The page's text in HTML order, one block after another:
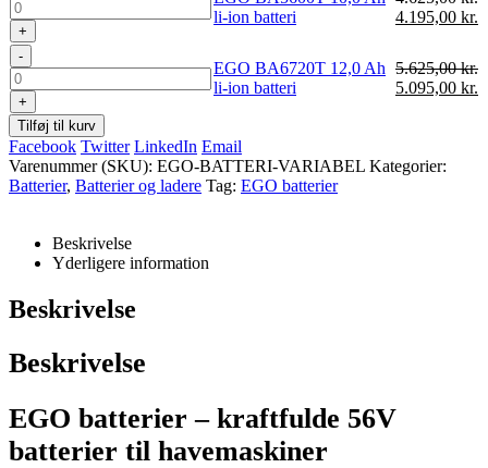
+
li-ion batteri
Den
var:
4.625,00 kr..
4.195,00 kr.
-
+
EGO BA6720T 12,0 Ah
li-ion batteri
5.625,00kr.
Den
5.625,00 kr..
5.095,00 kr.
Tilføj til kurv
Facebook Twitter LinkedIn Email
Varenummer (SKU): EGO-BATTERI-VARIABEL Kategorier:
Batterier, Batterier og ladere Tag: EGO batterier
Beskrivelse
Yderligere information
Beskrivelse
Beskrivelse
EGO batterier – kraftfulde 56V
batterier til havemaskiner